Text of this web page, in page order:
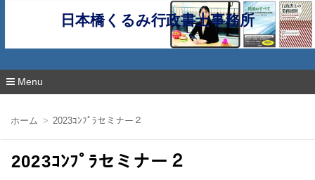
日本橋くるみ行政書士事務所
Menu
ン
ホーム 2023ｺﾝﾌﾟﾗセミナー２
2023ｺﾝﾌﾟﾗセミナー２